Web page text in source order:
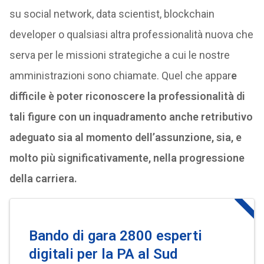
su social network, data scientist, blockchain
developer o qualsiasi altra professionalità nuova che
serva per le missioni strategiche a cui le nostre
amministrazioni sono chiamate. Quel che appare
difficile è poter riconoscere la professionalità di
tali figure con un inquadramento anche retributivo
adeguato sia al momento dell’assunzione, sia, e
molto più significativamente, nella progressione
della carriera.
Bando di gara 2800 esperti
digitali per la PA al Sud